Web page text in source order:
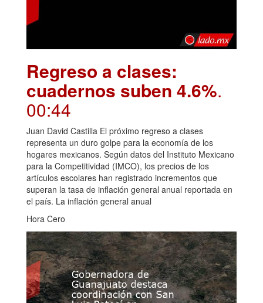
Regreso a clases:
cuadernos suben 4.6%.
00:44
Juan David Castilla El próximo regreso a clases
representa un duro golpe para la economía de los
hogares mexicanos. Según datos del Instituto Mexicano
para la Competitividad (IMCO), los precios de los
artículos escolares han registrado incrementos que
superan la tasa de inflación general anual reportada en
el país. La inflación general anual
Hora Cero